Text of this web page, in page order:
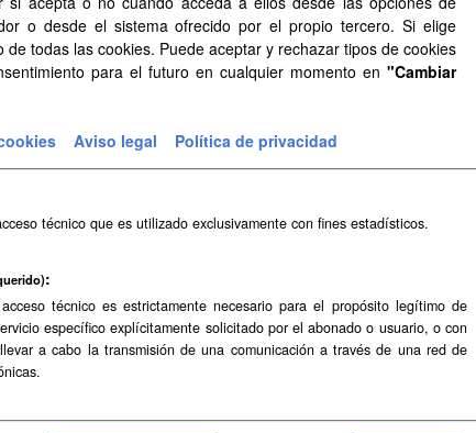
o desde el sistema ofrecido por el propio tercero. Si elige
de todas las cookies. Puede aceptar y rechazar tipos de cookies
para el futuro en cualquier momento en "Cambiar
Aviso legal Política de privacidad
técnico que es utilizado exclusivamente con fines estadísticos.
técnico es estrictamente necesario para el propósito legítimo de
específico explícitamente solicitado por el abonado o usuario, o con
a cabo la transmisión de una comunicación a través de una red de